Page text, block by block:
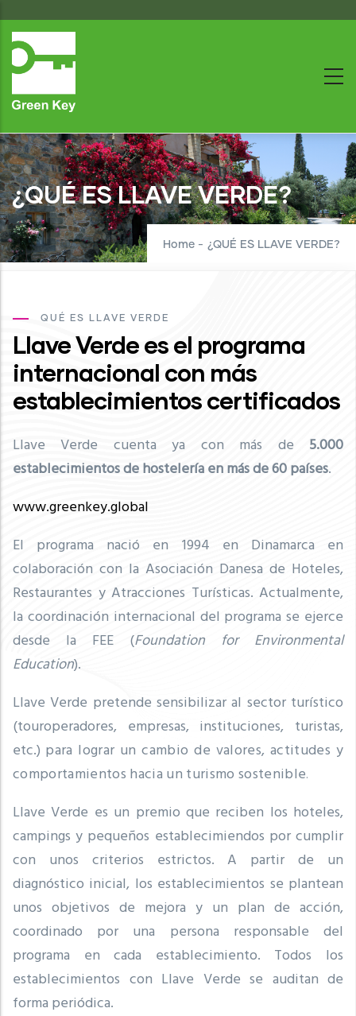
to
main
¿QUÉ ES LLAVE VERDE?
Home - ¿QUÉ ES LLAVE VERDE?
QUÉ ES LLAVE VERDE
Llave Verde es el programa
internacional con más
establecimientos certificados
Llave Verde cuenta ya con más de 5.000
establecimientos de hostelería en más de 60 países.
www.greenkey.global
El programa nació en 1994 en Dinamarca en
colaboración con la Asociación Danesa de Hoteles,
Restaurantes y Atracciones Turísticas. Actualmente,
la coordinación internacional del programa se ejerce
desde la FEE (Foundation for Environmental
Education).
Llave Verde pretende sensibilizar al sector turístico
(touroperadores, empresas, instituciones, turistas,
etc.) para lograr un cambio de valores, actitudes y
comportamientos hacia un turismo sostenible.
Llave Verde es un premio que reciben los hoteles,
campings y pequeños establecimiendos por cumplir
con unos criterios estrictos.A partir de un
diagnóstico inicial, los establecimientos se plantean
unos objetivos de mejora y un plan de acción,
coordinado por una persona responsable del
programa en cada establecimiento. Todos los
establecimientos con Llave Verde se auditan de
forma periódica.